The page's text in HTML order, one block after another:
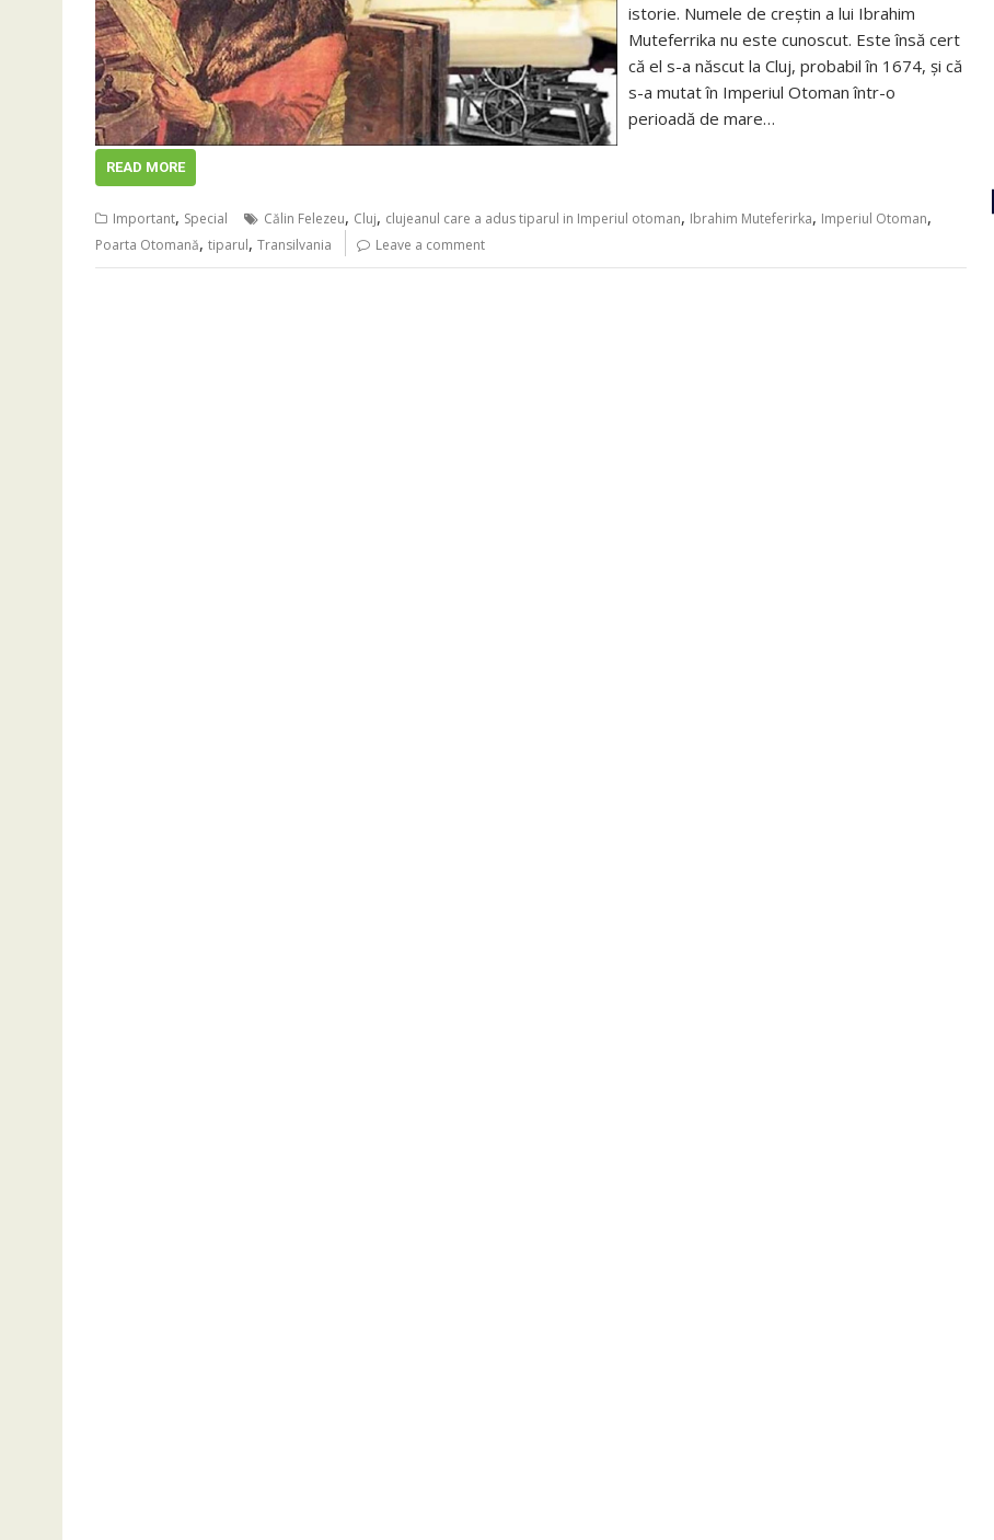
istorie. Numele de creștin a lui Ibrahim
Muteferrika nu este cunoscut. Este însă cert
că el s-a născut la Cluj, probabil în 1674, și că
s-a mutat în Imperiul Otoman într-o
perioadă de mare…
READ MORE
Important, Special Călin Felezeu, Cluj, clujeanul care a adus tiparul in Imperiul otoman, Ibrahim Muteferirka, Imperiul Otoman,
Poarta Otomană, tiparul, Transilvania Leave a comment